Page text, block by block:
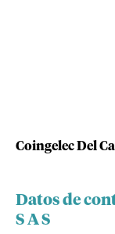
Coingelec Del
Datos de
S A S